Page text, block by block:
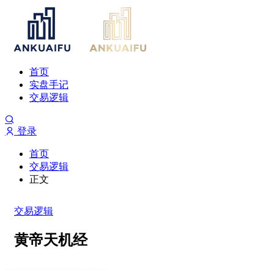
首页
实盘手记
交易逻辑
登录
首页
交易逻辑
正文
交易逻辑
黄帝天机经